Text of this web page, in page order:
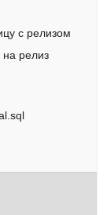
с релизом
релиз